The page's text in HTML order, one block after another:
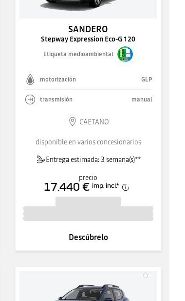
SANDERO
Stepway Expression Eco-G 120
Etiqueta medioambiental
motorización GLP
transmisión manual
CAETANO
disponible en varios concesionarios
Entrega estimada: 3 semana(s)**
precio
17.440 € imp. incl.*
Descúbrelo